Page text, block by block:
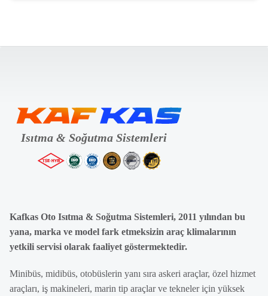
Kafkas Oto Isıtma & Soğutma Sistemleri, 2011 yılından bu
yana, marka ve model fark etmeksizin araç klimalarının
yetkili servisi olarak faaliyet göstermektedir.
Minibüs, midibüs, otobüslerin yanı sıra askeri araçlar, özel hizmet
araçları, iş makineleri, marin tip araçlar ve tekneler için yüksek